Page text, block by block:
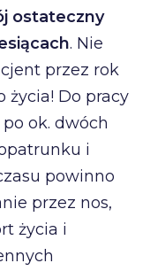
ostateczny
. Nie
przez rok
życia! Do pracy
ok. dwóch
i
powinno
przez nos,
życia i